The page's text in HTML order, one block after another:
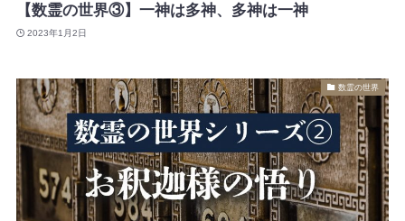
【数霊の世界③】一神は多神、多神は一神
2023年1月2日
数霊の世界